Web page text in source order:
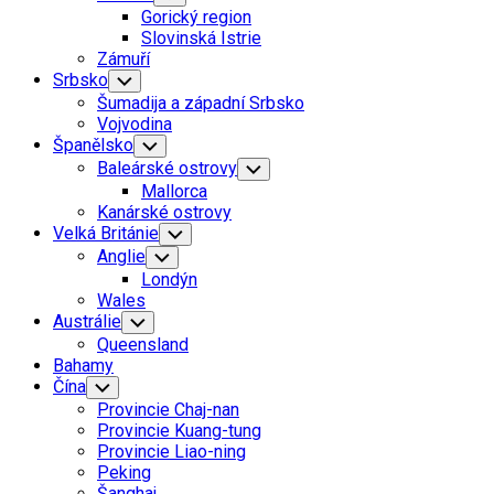
Child
Menu
Gorický region
Slovinská Istrie
Zámuří
Srbsko Toggle
Child
Menu
Šumadija a západní Srbsko
Vojvodina
Current
Page
Španělsko Toggle
Child
Menu
Baleárské ostrovy Toggle
Child
Mallorca
Current
Page
Parent
Kanárské ostrovy
Velká Británie Toggle
Child
Menu
Anglie Toggle
Child
Menu
Londýn
Wales
Austrálie Toggle
Child
Menu
Queensland
Bahamy
Čína Toggle
Child
Menu
Provincie Chaj-nan
Provincie Kuang-tung
Provincie Liao-ning
Peking